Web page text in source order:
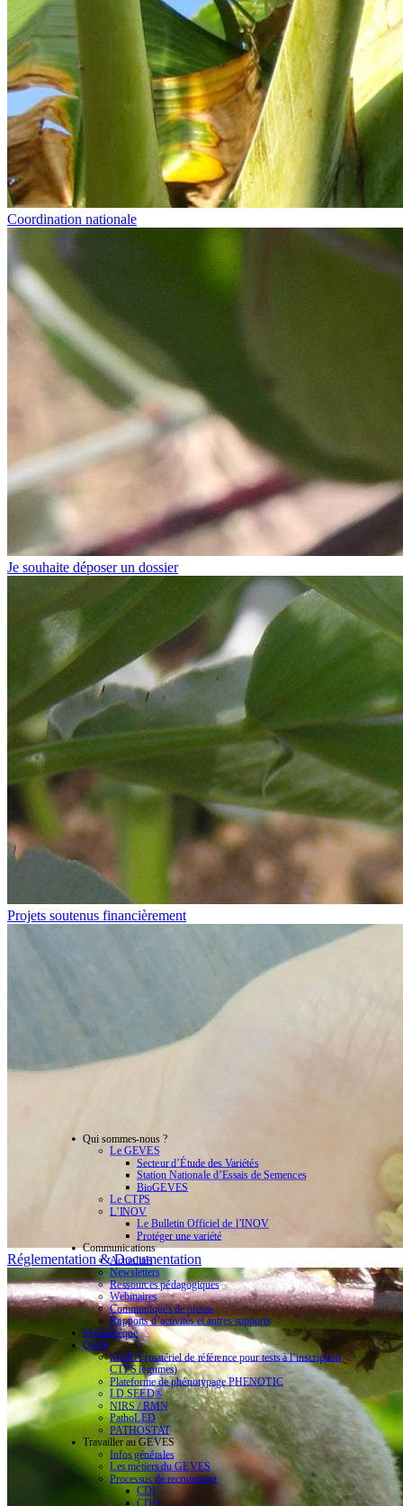
Coordination nationale
Je souhaite déposer un dossier
Projets soutenus financièrement
Réglementation & Documentation
Qui sommes-nous ?
Le GEVES
Secteur d’Étude des Variétés
Station Nationale d’Essais de Semences
BioGEVES
Le CTPS
L’INOV
Le Bulletin Officiel de l’INOV
Protéger une variété
Communications
Actualités
Newsletters
Ressources pédagogiques
Webinaires
Communiqués de presse
Rapports d’activités et autres supports
Médiathèque
Outils
MatRef (matériel de référence pour tests à l’inscription
CTPS légumes)
Plateforme de phénotypage PHENOTIC
I.D.SEED®
NIRS / RMN
PathoLED
PATHOSTAT
Travailler au GEVES
Infos générales
Les métiers du GEVES
Processus de recrutement
CDI
CDD